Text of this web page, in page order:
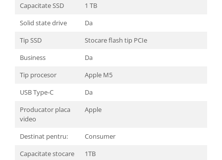
Capacitate SSD
1 TB
Solid state drive
Da
Tip SSD
Stocare flash tip PCIe
Business
Da
Tip procesor
Apple M5
USB Type-C
Da
Producator placa
video
Apple
Destinat pentru:
Consumer
Capacitate stocare
1TB